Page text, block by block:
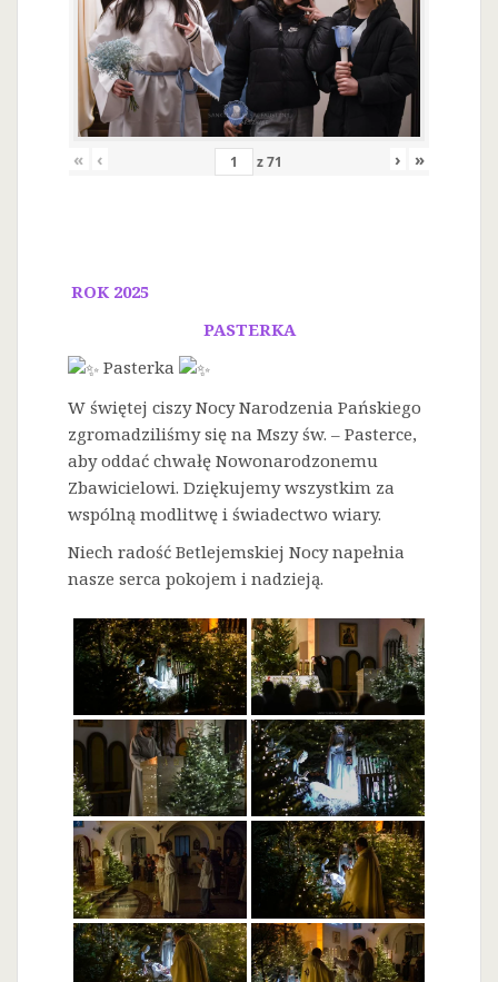
« ‹ z71 › »
ROK 2025
PASTERKA
Pasterka
W świętej ciszy Nocy Narodzenia Pańskiego
zgromadziliśmy się na Mszy św. – Pasterce,
aby oddać chwałę Nowonarodzonemu
Zbawicielowi. Dziękujemy wszystkim za
wspólną modlitwę i świadectwo wiary.
Niech radość Betlejemskiej Nocy napełnia
nasze serca pokojem i nadzieją.